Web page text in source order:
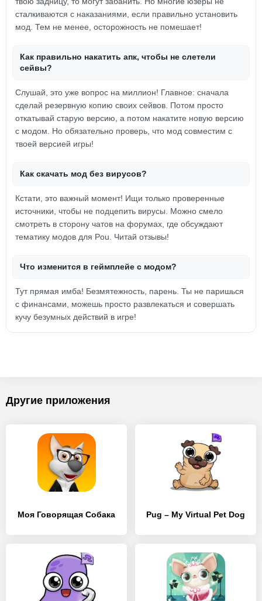
сталкиваются с наказаниями, если правильно установить
мод. Тем не менее, осторожность не помешает!
Как правильно накатить апк, чтобы не слетели
сейвы?
Слушай, это уже вопрос на миллион! Главное: сначала
сделай резервную копию своих сейвов. Потом просто
откатывай старую версию, а потом накатите новую версию
с модом. Но обязательно проверь, что мод совместим с
твоей версией игры!
Как скачать мод без вирусов?
Кстати, это важный момент! Ищи только проверенные
источники, чтобы не подцепить вирусы. Можно смело
смотреть в сторону чатов на форумах, где обсуждают
тематику модов для Pou. Читай отзывы!
Что изменится в геймплейе с модом?
Тут прямая имба! Безмятежность, парень. Ты не паришься
с финансами, можешь просто развлекаться и совершать
кучу безумных действий в игре!
Другие приложения
Моя Говорящая Собака Pug – My Virtual Pet Dog